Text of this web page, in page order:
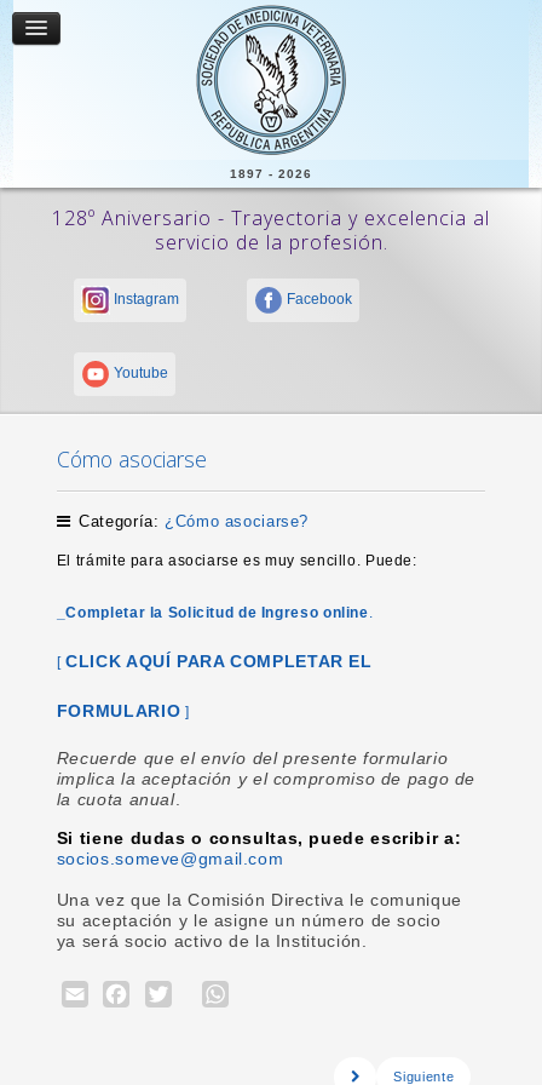
1897 - 2026
128º Aniversario - Trayectoria y excelencia al
servicio de la profesión.
Instagram Facebook
Youtube
Cómo asociarse
Categoría:¿Cómo asociarse?
El trámite para asociarse es muy sencillo. Puede:
_Completar la Solicitud de Ingreso online.
[CLICK AQUÍ PARA COMPLETAR EL
FORMULARIO ]
Recuerde que el envío del presente formulario
implica la aceptación y el compromiso de pago de
la cuota anual.
Si tiene dudas o consultas, puede escribir a:
socios.someve@gmail.com
Una vez que la Comisión Directiva le comunique
su aceptación y le asigne un número de socio
ya será socio activo de la Institución.
EmailFacebook
Twitter
Siguiente